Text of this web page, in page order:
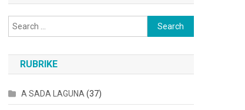
Search
for:
RUBRIKE
A SADA LAGUNA (37)